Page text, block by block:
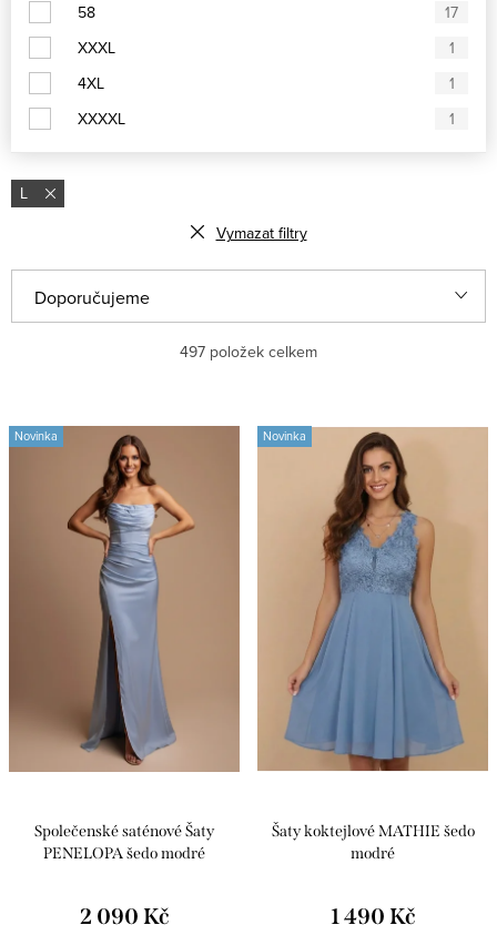
58
17
XXXL
1
4XL
1
XXXXL
1
L
Vymazat filtry
ý
s
ů
a
n
t
ů
Doporučujeme
Nejprodávanější
Abecedně
497 položek celkem
Novinka
Společenské saténové Šaty
PENELOPA šedo modré
2 090 Kč
Novinka
Šaty koktejlové MATHIE šedo
modré
1 490 Kč